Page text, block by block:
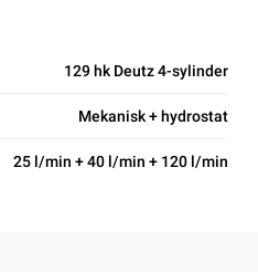
129 hk Deutz 4-sylinder
Mekanisk + hydrostat
25 l/min + 40 l/min + 120 l/min